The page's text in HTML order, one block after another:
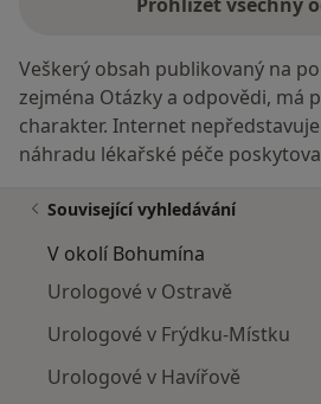
Veškerý obsah publikovaný na
zejména Otázky a odpovědi, má
charakter. Internet
náhradu lékařské péče
Související vyhledávání
V okolí Bohumína
Urologové v Ostravě
Urologové v Frýdku-Místku
Urologové v Havířově